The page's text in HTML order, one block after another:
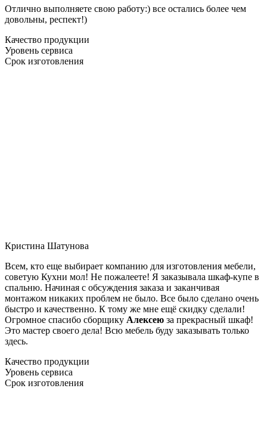
Отлично выполняете свою работу:) все остались более чем
довольны, респект!)
Качество продукции
Уровень сервиса
Срок изготовления
Кристина Шатунова
Всем, кто еще выбирает компанию для изготовления мебели,
советую Кухни мол! Не пожалеете! Я заказывала шкаф-купе в
спальню. Начиная с обсуждения заказа и заканчивая
монтажом никаких проблем не было. Все было сделано очень
быстро и качественно. К тому же мне ещё скидку сделали!
Огромное спасибо сборщику Алексею за прекрасный шкаф!
Это мастер своего дела! Всю мебель буду заказывать только
здесь.
Качество продукции
Уровень сервиса
Срок изготовления